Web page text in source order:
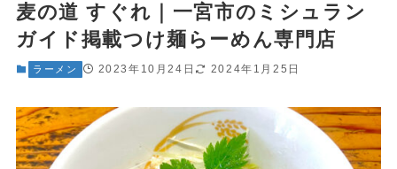
麦の道 すぐれ｜一宮市のミシュラン
ガイド掲載つけ麺らーめん専門店
ラーメン 2023年10月24日 2024年1月25日